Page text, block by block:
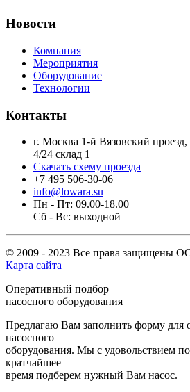
Новости
Компания
Мероприятия
Оборудование
Технологии
Контакты
г. Москва 1-й Вязовский проезд,
4/24 склад 1
Скачать схему проезда
+7 495 506-30-06
info@lowara.su
Пн - Пт: 09.00-18.00
Сб - Вс: выходной
© 2009 - 2023 Все права защищены
Карта сайта
Оперативный подбор
насосного оборудования
Предлагаю Вам заполнить форму для
насосного
оборудования. Мы с удовольствием
кратчайшее
время подберем нужный Вам насос.